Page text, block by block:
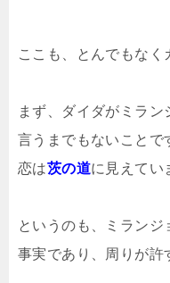
ここも、とんでもなく
まず、ダイダがミラン
言うまでもないことで
恋は茨の道に見えてい
というのも、ミランジ
事実であり、周りが許